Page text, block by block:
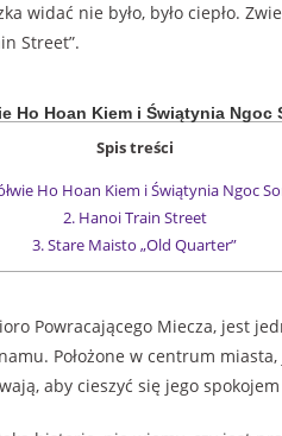
widać nie było, było ciepło.
Street”.
Ho Hoan Kiem i Świątynia Ngoc
Spis treści
Ho Hoan Kiem i Świątynia Ngoc
2.Hanoi Train Street
3.Stare Maisto „Old Quarter”
Powracającego Miecza, jest
Położone w centrum
aby cieszyć się jego